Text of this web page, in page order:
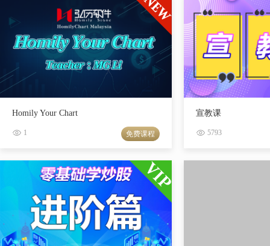
Homily Your Chart
1 免费课程
宣教课
5793